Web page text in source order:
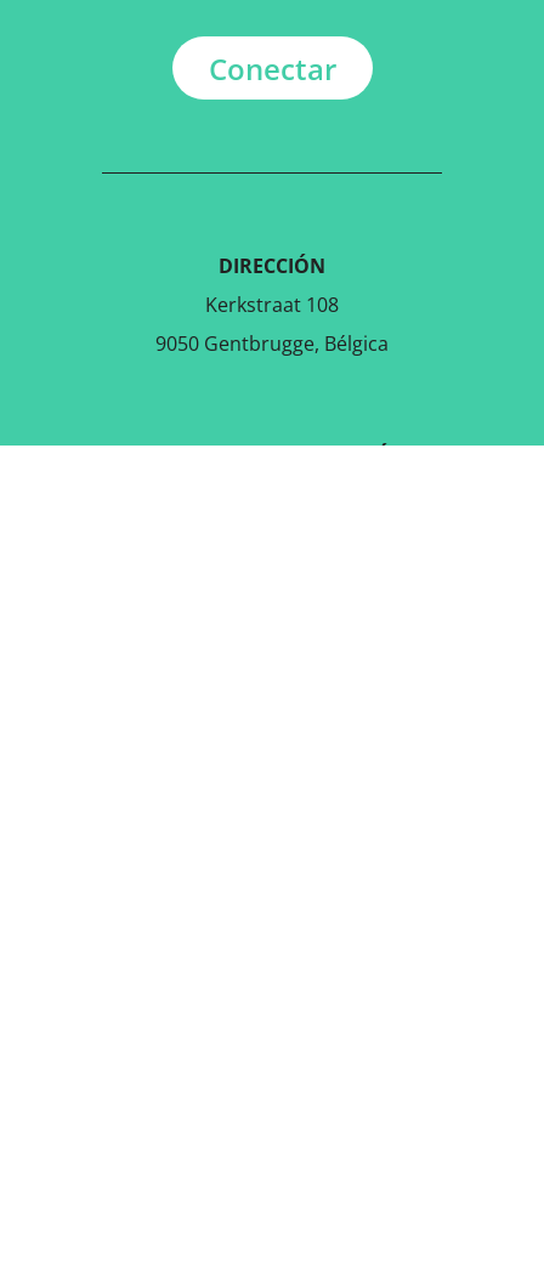
Conectar
DIRECCIÓN
Kerkstraat 108
9050 Gentbrugge, Bélgica